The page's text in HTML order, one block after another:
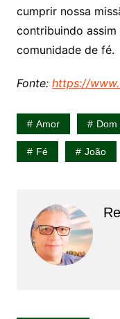
cumprir nossa
contribuindo
comunidade de fé.
Fonte: https://
Amor Dom
Fé João